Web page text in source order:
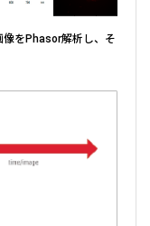
像をPhasor解析し、そ